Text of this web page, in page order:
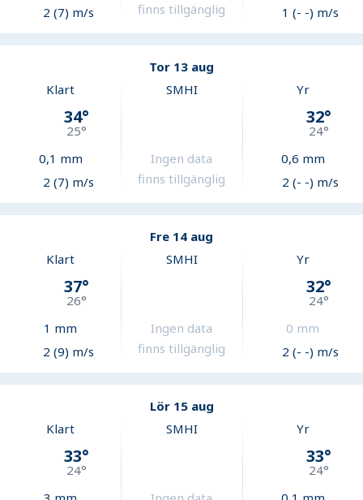
2 (7) m/s
finns tillgänglig
1 (- -) m/s
Tor 13 aug
Klart
34°
25°
0,1 mm
2 (7) m/s
SMHI
Ingen data
finns tillgänglig
Yr
32°
24°
0,6 mm
2 (- -) m/s
Fre 14 aug
Klart
37°
26°
1 mm
2 (9) m/s
SMHI
Ingen data
finns tillgänglig
Yr
32°
24°
0 mm
2 (- -) m/s
Lör 15 aug
Klart
33°
24°
SMHI Yr
33°
24°